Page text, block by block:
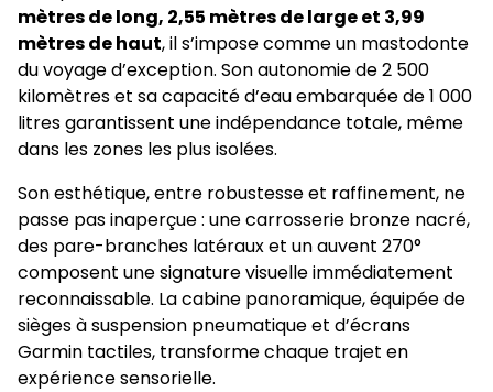
mètres de long, 2,55 mètres de large et 3,99
mètres de haut, il s’impose comme un mastodonte
du voyage d’exception. Son autonomie de 2 500
kilomètres et sa capacité d’eau embarquée de 1 000
litres garantissent une indépendance totale, même
dans les zones les plus isolées.
Son esthétique, entre robustesse et raffinement, ne
passe pas inaperçue : une carrosserie bronze nacré,
des pare-branches latéraux et un auvent 270°
composent une signature visuelle immédiatement
reconnaissable. La cabine panoramique, équipée de
sièges à suspension pneumatique et d’écrans
Garmin tactiles, transforme chaque trajet en
expérience sensorielle.